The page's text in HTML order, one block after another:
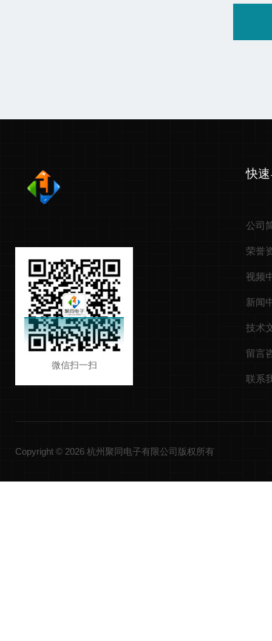
微信扫一扫
快
公司
荣誉
视频
新闻
技术
留言
联系
Copyright © 2026 杭州聚同电子有限公司版权所有